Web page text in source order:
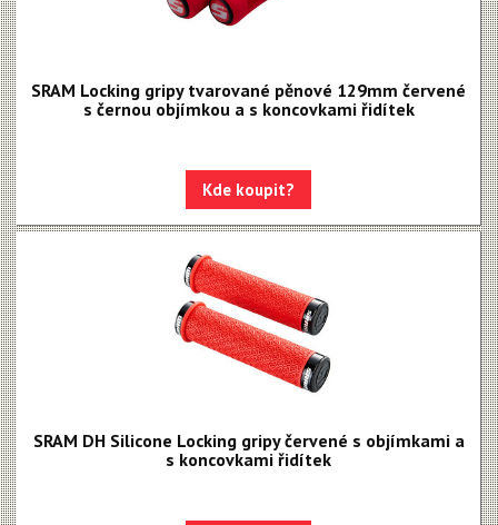
Rival XPLR AXS E1
Force eTap AXS
Rival22/Rival
SRAM Locking gripy tvarované pěnové 129mm červené
s černou objímkou a s koncovkami řidítek
Kde koupit?
SRAM DH Silicone Locking gripy červené s objímkami a
s koncovkami řidítek